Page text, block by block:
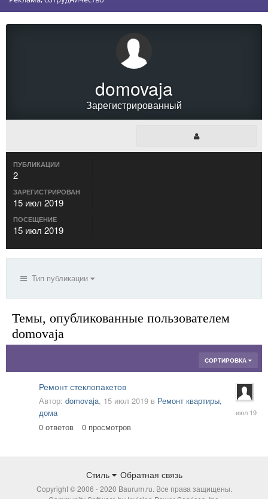
domovaja
Зарегистрированный
ПУБЛИКАЦИИ
2
ЗАРЕГИСТРИРОВАН
15 июл 2019
ПОСЕЩЕНИЕ
15 июл 2019
Тип публикации
Темы, опубликованные пользователем
domovaja
СОРТИРОВКА
Ремонт стеклопакетов
Автор: domovaja, 15 июл 2019 в Ремонт квартиры,
дома
0 ответов 0 просмотров
июл
Стиль Обратная связь
Copyright © 2006 - 2020 Baurum.ru. Все права защищены.